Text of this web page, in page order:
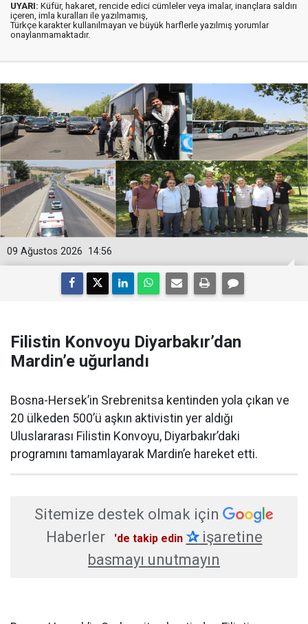
UYARI: Küfür, hakaret, rencide edici cümleler veya imalar, inançlara saldırı
içeren, imla kuralları ile yazılmamış,
Türkçe karakter kullanılmayan ve büyük harflerle yazılmış yorumlar
onaylanmamaktadır.
14:56
09 Ağustos 2026
Filistin Konvoyu Diyarbakır’dan
Mardin’e uğurlandı
Bosna-Hersek’in Srebrenitsa kentinden yola çıkan ve
20 ülkeden 500’ü aşkın aktivistin yer aldığı
Uluslararası Filistin Konvoyu, Diyarbakır’daki
programını tamamlayarak Mardin’e hareket etti.
Sitemize destek olmak için
Haberler
'de takip edin ✰işaretine
basmayı unutmayın